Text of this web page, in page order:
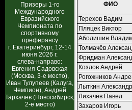
Призеры 1-го
Международного
Евразийского
Чемпионата по
спортивному
преферансу
г. Екатеринбург, 12-14
июня 2026 г.
слева-направо:
Евгения Садовская
(Москва, 3-е место),
Иван Тулупеев (Калуга,
Чемпион), Андрей
Тархачев (Новосибирск,
2-е место)
ФИО
Терехов Вадим
Пляцек Виктор
Аболишин
Толмачёв
Фридман
Козлов Андрей
Рогожников
Лыткин Александр
Лихачёв Павел
Захаров Игорь